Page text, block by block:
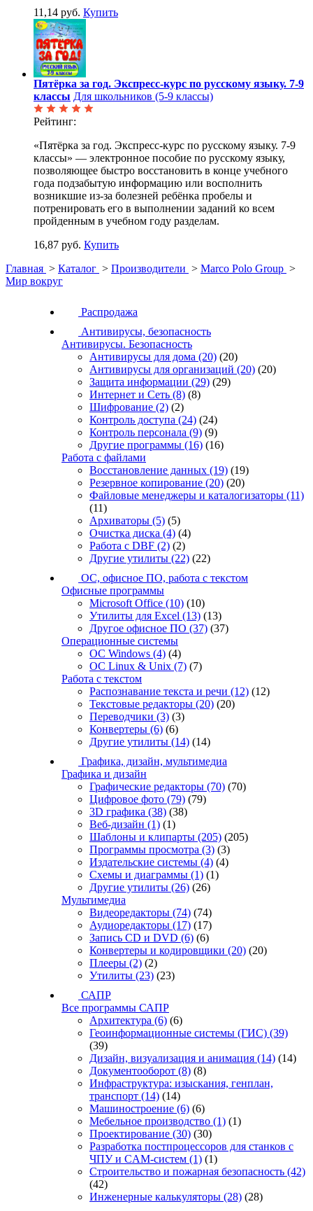
11,14 руб. Купить
Пятёрка за год. Экспресс-курс по русскому языку. 7-9
классы Для школьников (5-9 классы)
Рейтинг:
«Пятёрка за год. Экспресс-курс по русскому языку. 7-9
классы» — электронное пособие по русскому языку,
позволяющее быстро восстановить в конце учебного
года подзабытую информацию или восполнить
возникшие из-за болезней ребёнка пробелы и
потренировать его в выполнении заданий ко всем
пройденным в учебном году разделам.
16,87 руб. Купить
Главная > Каталог > Производители > Marco Polo Group >
Мир вокруг
Распродажа
Антивирусы, безопасность
Антивирусы. Безопасность
Антивирусы для дома (20) (20)
Антивирусы для организаций (20) (20)
Защита информации (29) (29)
Интернет и Сеть (8) (8)
Шифрование (2) (2)
Контроль доступа (24) (24)
Контроль персонала (9) (9)
Другие программы (16) (16)
Работа с файлами
Восстановление данных (19) (19)
Резервное копирование (20) (20)
Файловые менеджеры и каталогизаторы (11)
(11)
Архиваторы (5) (5)
Очистка диска (4) (4)
Работа с DBF (2) (2)
Другие утилиты (22) (22)
ОС, офисное ПО, работа с текстом
Офисные программы
Microsoft Office (10) (10)
Утилиты для Excel (13) (13)
Другое офисное ПО (37) (37)
Операционные системы
ОС Windows (4) (4)
ОС Linux & Unix (7) (7)
Работа с текстом
Распознавание текста и речи (12) (12)
Текстовые редакторы (20) (20)
Переводчики (3) (3)
Конвертеры (6) (6)
Другие утилиты (14) (14)
Графика, дизайн, мультимедиа
Графика и дизайн
Графические редакторы (70) (70)
Цифровое фото (79) (79)
3D графика (38) (38)
Веб-дизайн (1) (1)
Шаблоны и клипарты (205) (205)
Программы просмотра (3) (3)
Издательские системы (4) (4)
Схемы и диаграммы (1) (1)
Другие утилиты (26) (26)
Мультимедиа
Видеоредакторы (74) (74)
Аудиоредакторы (17) (17)
Запись CD и DVD (6) (6)
Конвертеры и кодировщики (20) (20)
Плееры (2) (2)
Утилиты (23) (23)
САПР
Все программы САПР
Архитектура (6) (6)
Геоинформационные системы (ГИС) (39)
(39)
Дизайн, визуализация и анимация (14) (14)
Документооборот (8) (8)
Инфраструктура: изыскания, генплан,
транспорт (14) (14)
Машиностроение (6) (6)
Мебельное производство (1) (1)
Проектирование (30) (30)
Разработка постпроцессоров для станков с
ЧПУ и CAM-систем (1) (1)
Строительство и пожарная безопасность (42)
(42)
Инженерные калькуляторы (28) (28)